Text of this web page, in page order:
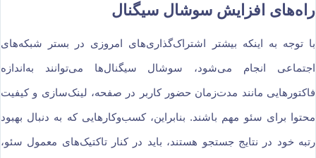
راه‌های افزایش سوشال سیگنال
با توجه به اینکه بیشتر اشتراک‌گذاری‌های امروزی در بستر شبکه‌های
اجتماعی انجام می‌شود، سوشال سیگنال‌ها می‌توانند به‌اندازه
فاکتورهایی مانند مدت‌زمان حضور کاربر در صفحه، لینک‌سازی و کیفیت
محتوا برای سئو مهم باشند. بنابراین، کسب‌وکارهایی که به دنبال بهبود
رتبه خود در نتایج جستجو هستند، باید در کنار تاکتیک‌های معمول سئو،